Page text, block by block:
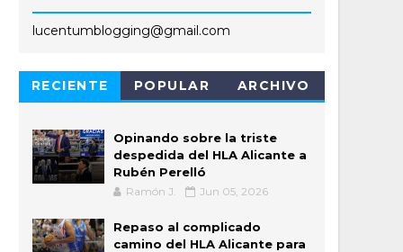
lucentumblogging@gmail.com
RECIENTE POPULAR ARCHIVO
Opinando sobre la triste
despedida del HLA Alicante a
Rubén Perelló
Ramón J. Jun 05, 2026
Repaso al complicado
camino del HLA Alicante para